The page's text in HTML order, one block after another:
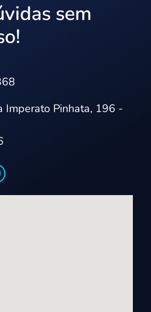
sem
Imperato Pinhata, 196 -